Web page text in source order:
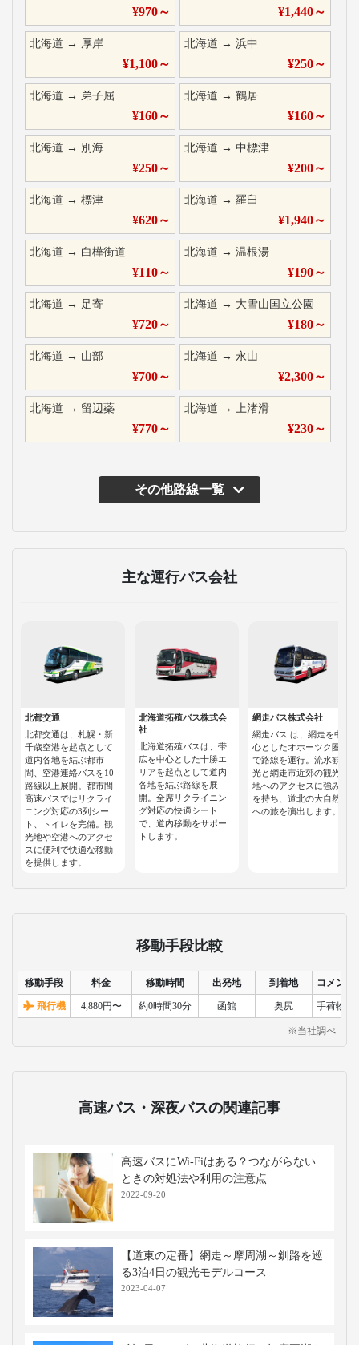
¥970～ ¥1,440～
北海道 → 厚岸
¥1,100～
北海道 →浜中
¥250～
北海道 → 弟子屈
¥160～
北海道 →鶴居
¥160～
北海道 → 別海
¥250～
北海道 →中標津
¥200～
北海道 → 標津
¥620～
北海道 →羅臼
¥1,940～
北海道 → 白樺街道
¥110～
北海道 →温根湯
¥190～
北海道 → 足寄
¥720～
北海道 → 大雪山国立公園
¥180～
北海道 → 山部
¥700～
北海道 → 永山
¥2,300～
北海道 → 留辺蘂
¥770～
北海道 →上渚滑
¥230～
その他路線一覧
主な運行バス会社
北都交通
北都交通は、札幌・新
千歳空港を起点として
道内各地を結ぶ都市
間、空港連絡バスを10
路線以上展開。都市間
高速バスではリクライ
ニング対応の3列シー
ト、トイレを完備。観
光地や空港へのアクセ
スに便利で快適な移動
を提供します。
北海道拓殖バス株式会
社
北海道拓殖バスは、帯
広を中心とした十勝エ
リアを起点として道内
各地を結ぶ路線を展
開。全席リクライニン
グ対応の快適シート
で、道内移動をサポー
トします。
網走バス株式会社
網走バス は、網走を中
心としたオホーツク圏
で路線を運行。流氷観
光と網走市近郊の観光
地へのアクセスに強み
を持ち、道北の大自然
への旅を演出します。
移動手段比較
移動手段 料金 移動時間 出発地 到着地 コメント
飛行機 4,880円〜 約0時間30分 函館 奥尻 手荷物検
※当社調べ
高速バス・深夜バスの関連記事
高速バスにWi-Fiはある？つながらない
ときの対処法や利用の注意点
2022-09-20
【道東の定番】網走～摩周湖～釧路を巡
る3泊4日の観光モデルコース
2023-04-07